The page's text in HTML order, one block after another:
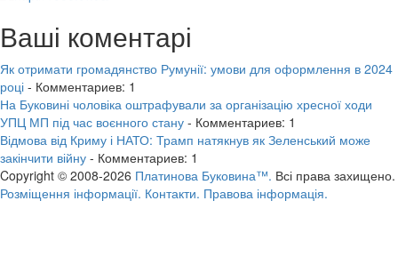
Ваші коментарі
Як отримати громадянство Румунії: умови для оформлення в 2024
році - Комментариев: 1
На Буковині чоловіка оштрафували за організацію хресної ходи
УПЦ МП під час воєнного стану - Комментариев: 1
Відмова від Криму і НАТО: Трамп натякнув як Зеленський може
закінчити війну - Комментариев: 1
Copyright © 2008-2026 Платинова Буковина™. Всі права захищено.
Розміщення інформації. Контакти. Правова інформація.